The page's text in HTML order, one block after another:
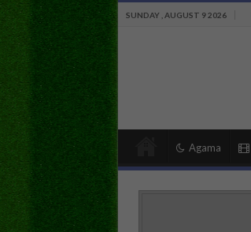
SUNDAY , AUGUST 9 2026
Agama